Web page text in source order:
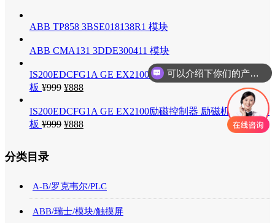
ABB TP858 3BSE018138R1 模块
ABB CMA131 3DDE300411 模块
IS200EDCFG1A GE EX2100励磁控制器 励磁机直流反馈
板 ¥999 ¥888
IS200EDCFG1A GE EX2100励磁控制器 励磁机直流反馈
板 ¥999 ¥888
分类目录
A-B/罗克韦尔/PLC
ABB/瑞士/模块/触摸屏
可以介绍下你们的产品么